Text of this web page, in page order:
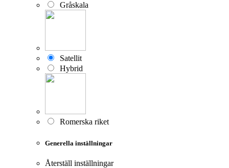
Gråskala
Satellit
Hybrid
Romerska riket
Generella inställningar
Återställ inställningar